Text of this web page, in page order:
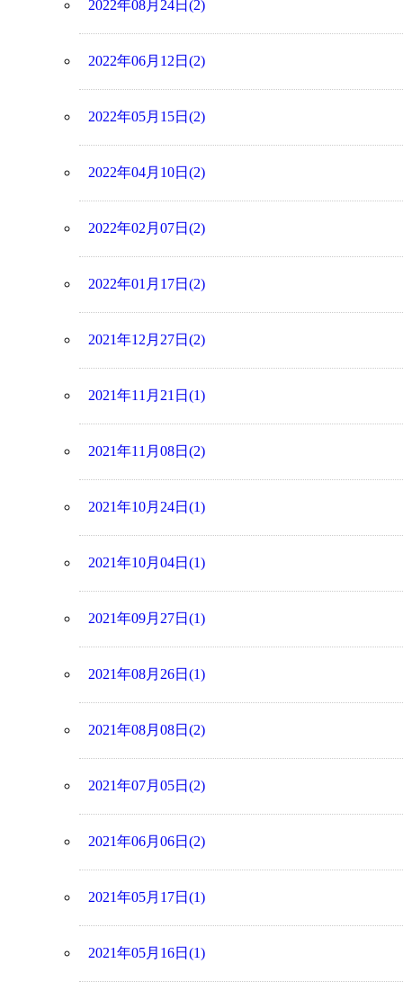
2022年08月24日(2)
2022年06月12日(2)
2022年05月15日(2)
2022年04月10日(2)
2022年02月07日(2)
2022年01月17日(2)
2021年12月27日(2)
2021年11月21日(1)
2021年11月08日(2)
2021年10月24日(1)
2021年10月04日(1)
2021年09月27日(1)
2021年08月26日(1)
2021年08月08日(2)
2021年07月05日(2)
2021年06月06日(2)
2021年05月17日(1)
2021年05月16日(1)